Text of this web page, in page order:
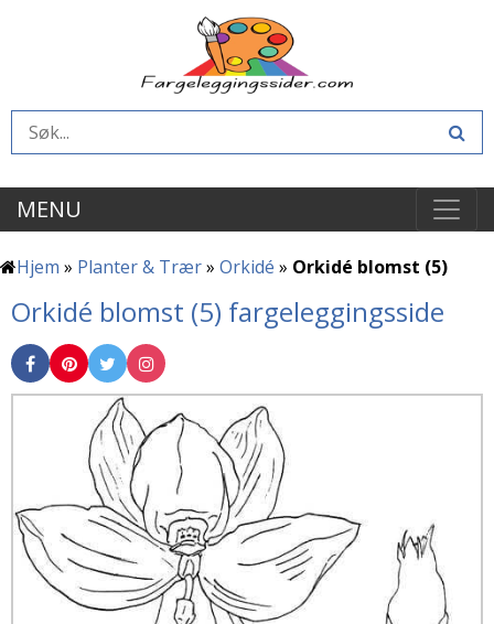
MENU
Hjem » Planter & Trær» Orkidé » Orkidé blomst (5)
Orkidé blomst (5) fargeleggingsside